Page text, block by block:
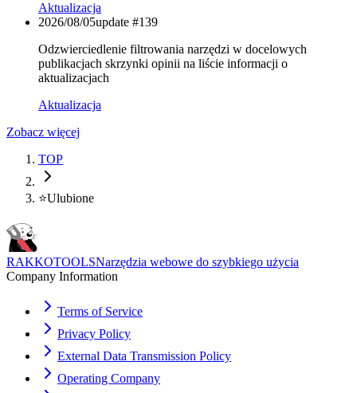
Aktualizacja
2026/08/05update #139
Odzwierciedlenie filtrowania narzędzi w docelowych
publikacjach skrzynki opinii na liście informacji o
aktualizacjach
Aktualizacja
Zobacz więcej
TOP
⭐Ulubione
RAKKOTOOLSNarzędzia webowe do szybkiego użycia
Company Information
Terms of Service
Privacy Policy
External Data Transmission Policy
Operating Company